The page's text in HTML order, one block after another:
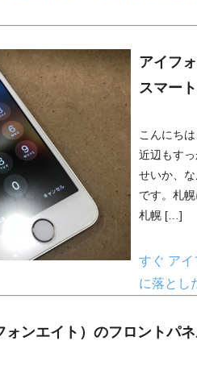
アイフ
スマー
こんにち
近辺もす
せいか、
です。札
札幌 […]
すぐ アイ
に落とし
ンエイト）のフロントパ